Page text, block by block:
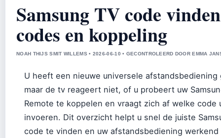
Samsung TV code
codes en koppeling
NOAH THIJS SMIT WILLEMS • 2026-06-10 • GECONTROLEERD DOOR EMMA
U heeft een nieuwe universele afstandsbediening
maar de tv reageert niet, of u probeert uw
Remote te koppelen en vraagt zich af welke code
invoeren. Dit overzicht helpt u snel de juiste
code te vinden en uw afstandsbediening werkend